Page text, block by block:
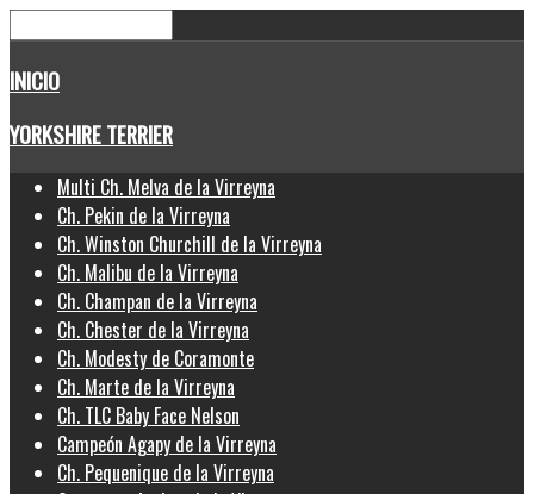
INICIO
YORKSHIRE TERRIER
Multi Ch. Melva de la Virreyna
Ch. Pekin de la Virreyna
Ch. Winston Churchill de la Virreyna
Ch. Malibu de la Virreyna
Ch. Champan de la Virreyna
Ch. Chester de la Virreyna
Ch. Modesty de Coramonte
Ch. Marte de la Virreyna
Ch. TLC Baby Face Nelson
Campeón Agapy de la Virreyna
Ch. Pequenique de la Virreyna